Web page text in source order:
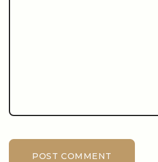
POST COMMENT